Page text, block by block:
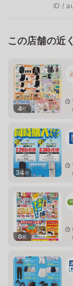
iD /
この店舗の近
4枚
34枚
6枚